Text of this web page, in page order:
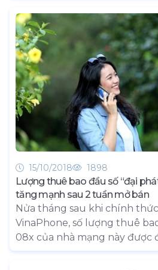
giới, sẽ cung cấp các bản
gốc đến người dùng ở vị trí
thiện tối đa tốc website. CDN
tiến thông minh của công
việc vận hành quá tải của
giảm thời gian truy cập cho
15/10/2018 1898
Lượng thuê bao đầu số “đại
tăng mạnh sau 2 tuần mở bán
Nửa tháng sau khi chính
VinaPhone, số lượng thuê
08x của nhà mạng này được
30% so với thời điểm chưa ra
đăng ký chủ yếu là những